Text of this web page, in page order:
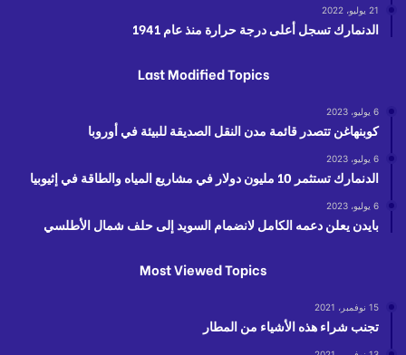
21 يوليو، 2022
الدنمارك تسجل أعلى درجة حرارة منذ عام 1941
Last Modified Topics
6 يوليو، 2023
كوبنهاغن تتصدر قائمة مدن النقل الصديقة للبيئة في أوروبا
6 يوليو، 2023
الدنمارك تستثمر 10 مليون دولار في مشاريع المياه والطاقة في إثيوبيا
6 يوليو، 2023
بايدن يعلن دعمه الكامل لانضمام السويد إلى حلف شمال الأطلسي
Most Viewed Topics
15 نوفمبر، 2021
تجنب شراء هذه الأشياء من المطار